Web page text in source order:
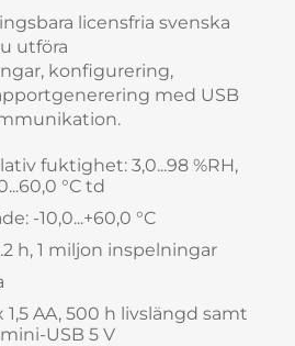
licensfria svenska
utföra
konfigurering,
med USB
fuktighet: 3,0...98 %RH,
°C td
-10,0...+60,0 °C
h, 1 miljon inspelningar
AA, 500 h livslängd samt
USB 5 V